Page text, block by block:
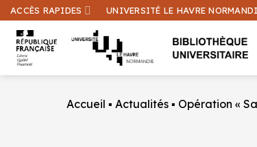
Passer
au
contenu
ACCÈS RAPIDES UNIVERSITÉ LE HAVRE
Accueil ▪Actualités ▪ Opération «